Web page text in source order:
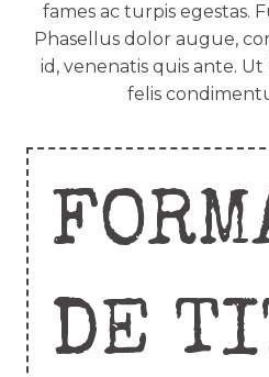
fames ac turpis egestas.
Phasellus dolor augue,
id, venenatis quis ante.
felis
DE